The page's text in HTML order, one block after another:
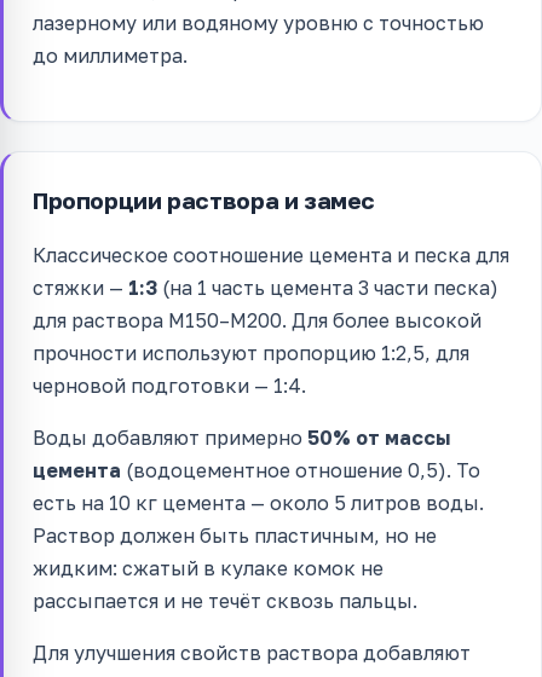
лазерному или водяному уровню с точностью
до миллиметра.
Пропорции раствора и замес
Классическое соотношение цемента и песка для
стяжки — 1:3 (на 1 часть цемента 3 части песка)
для раствора М150–М200. Для более высокой
прочности используют пропорцию 1:2,5, для
черновой подготовки — 1:4.
Воды добавляют примерно 50% от массы
цемента (водоцементное отношение 0,5). То
есть на 10 кг цемента — около 5 литров воды.
Раствор должен быть пластичным, но не
жидким: сжатый в кулаке комок не
рассыпается и не течёт сквозь пальцы.
Для улучшения свойств раствора добавляют